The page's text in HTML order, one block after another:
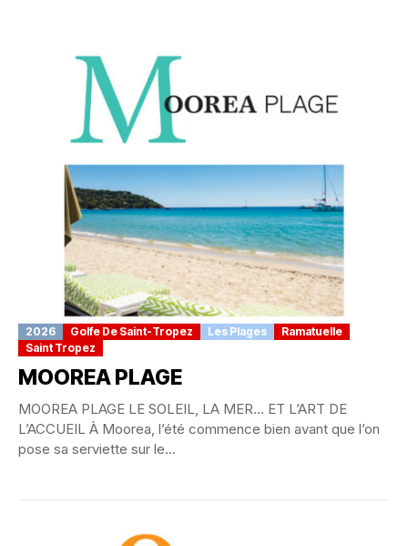
2026 Golfe De Saint-Tropez Les Plages
Ramatuelle
Saint Tropez
MOOREA PLAGE
MOOREA PLAGE LE SOLEIL, LA MER… ET L’ART DE
L’ACCUEIL À Moorea, l’été commence bien avant que l’on
pose sa serviette sur le...